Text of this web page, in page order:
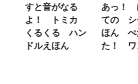
すと音がなる
よ！ トミカ
くるくる ハン
ドルえほん
あっ！
ての シ
ほん ぺ
た！ ワ